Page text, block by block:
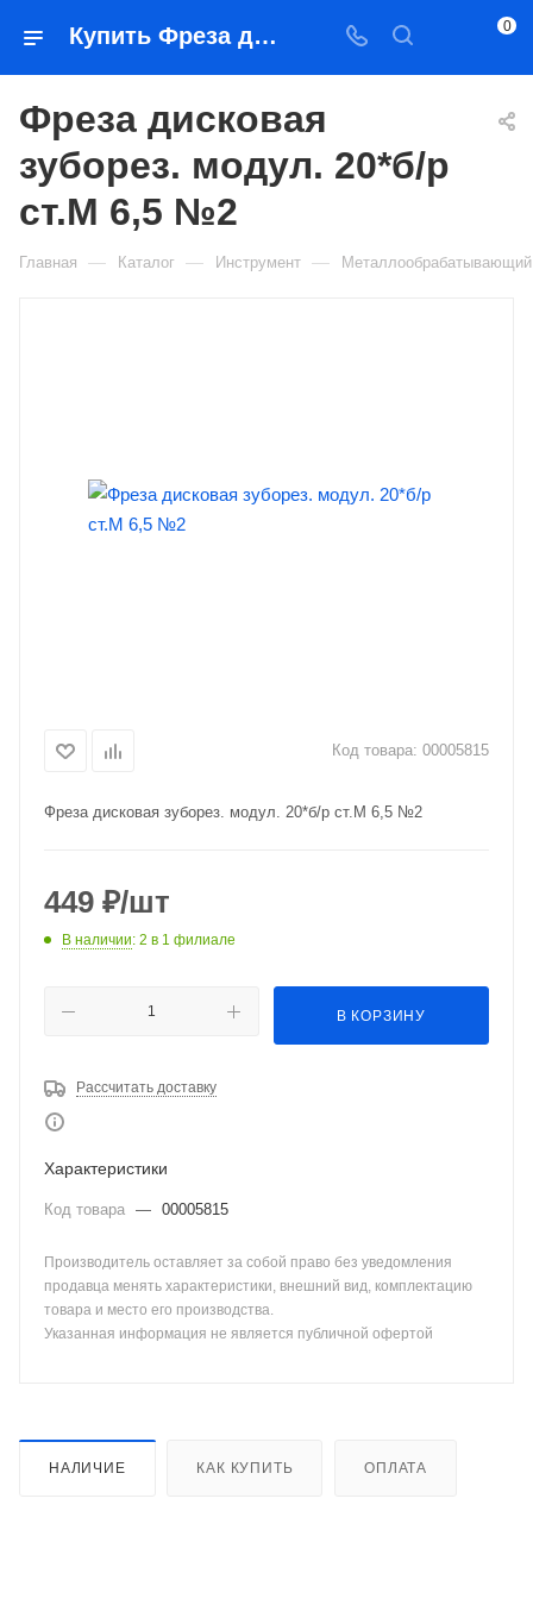
Купить Фреза дисковая зуборез. модул. 20*б/р ст.М 6,5 №2 в Якутске — цена, характеристики, подбор | Востоктехторг 0
Фреза дисковая
зуборез. модул. 20*б/р
ст.М 6,5 №2
Главная — Каталог — Инструмент — Металлообрабатывающий
Код товара: 00005815
Фреза дисковая зуборез. модул. 20*б/р ст.М 6,5 №2
449 ₽/шт
В наличии: 2 в 1 филиале
В КОРЗИНУ
Рассчитать доставку
Характеристики
Код товара — 00005815
Производитель оставляет за собой право без уведомления
продавца менять характеристики, внешний вид, комплектацию
товара и место его производства.
Указанная информация не является публичной офертой
НАЛИЧИЕ КАК КУПИТЬ ОПЛАТА